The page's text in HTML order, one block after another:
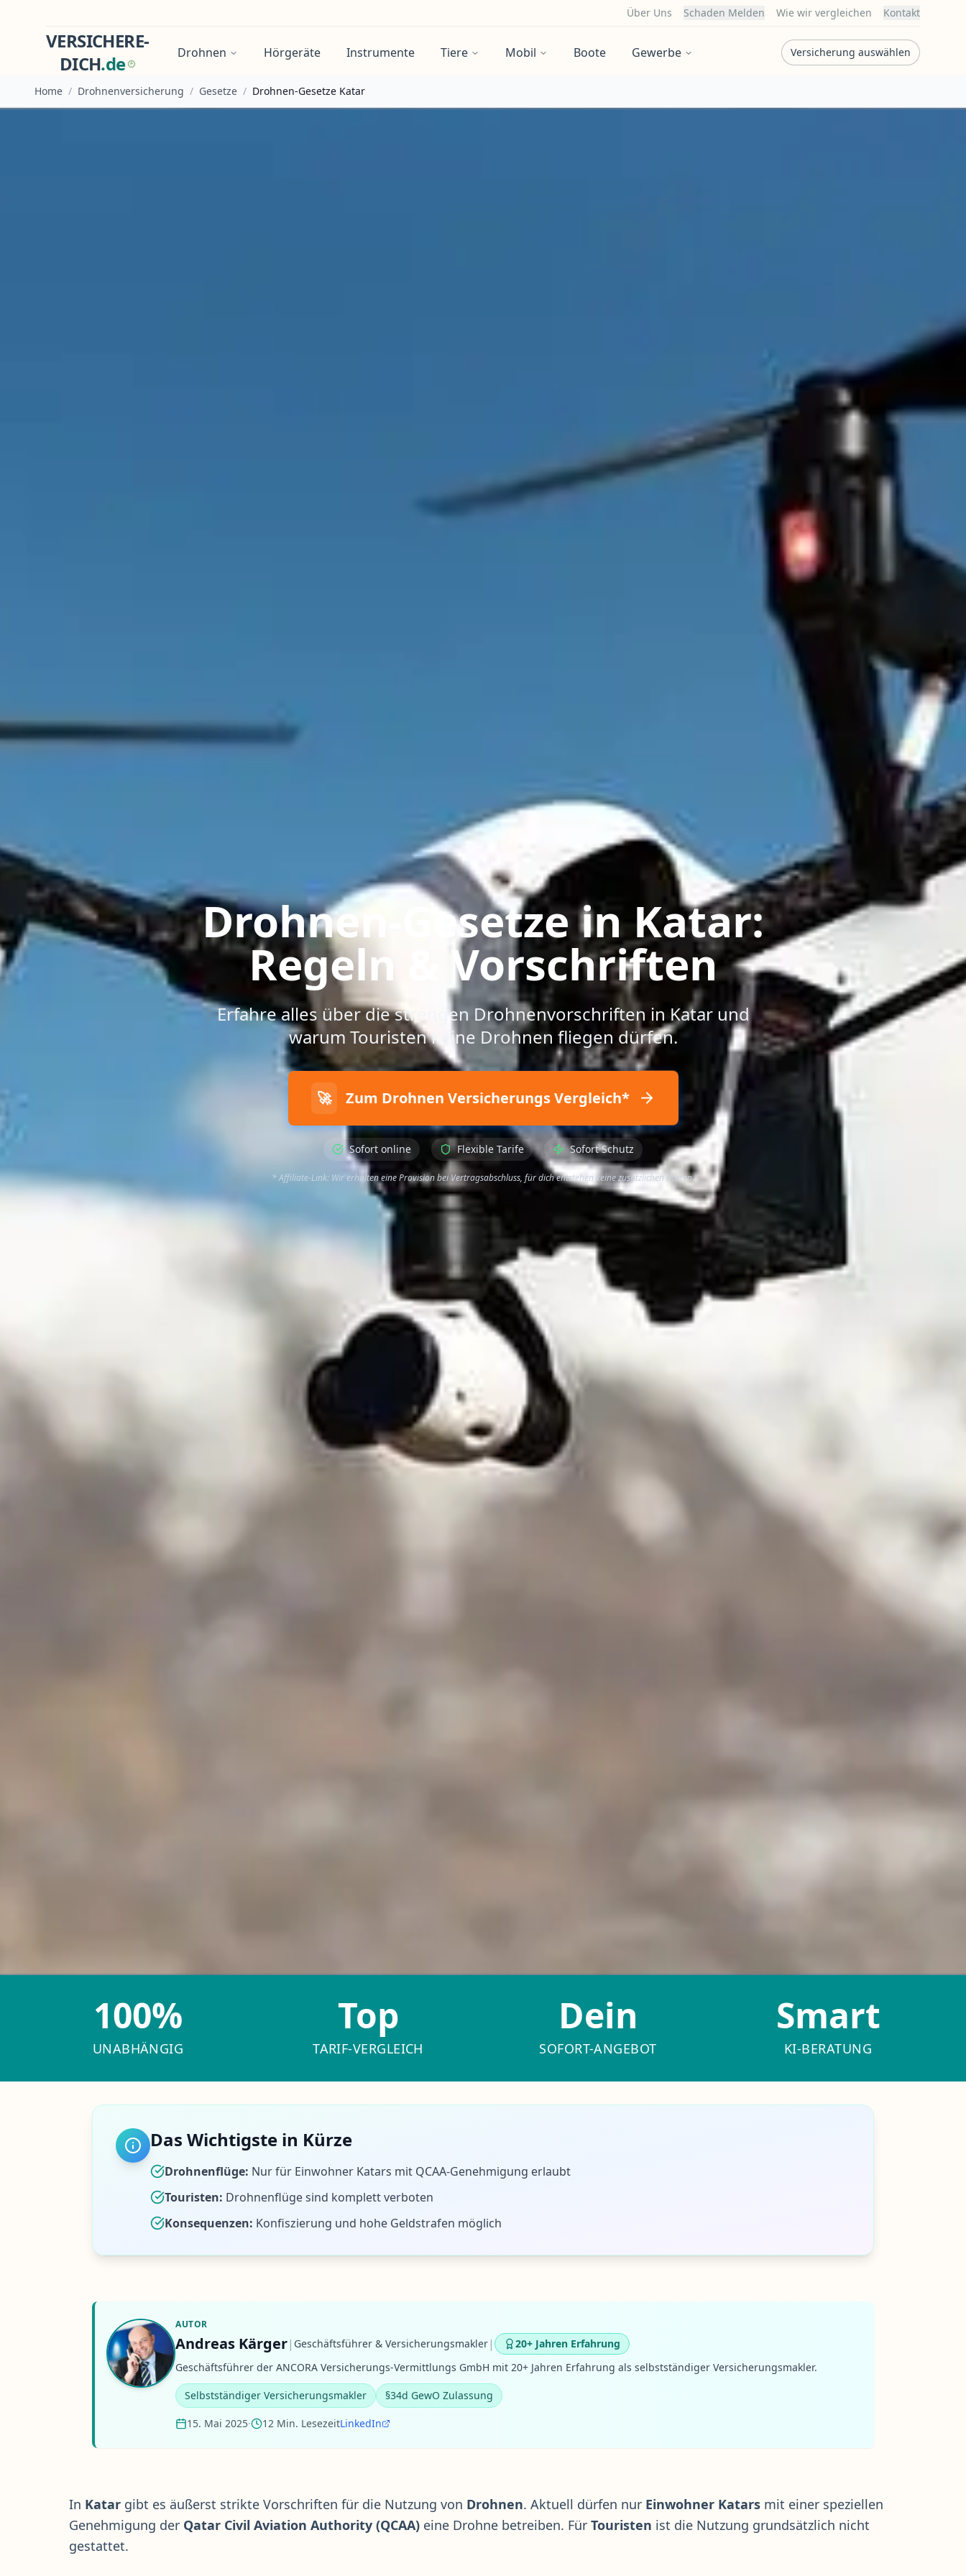
Über Uns Schaden Melden Wie wir vergleichen Kontakt
VERSICHERE-
DICH.de Drohnen Hörgeräte Instrumente Tiere Mobil Boote Gewerbe Versicherung auswählen
Home / Drohnenversicherung / Gesetze / Drohnen-Gesetze Katar
Drohnen-Gesetze in Katar:
Regeln & Vorschriften
Erfahre alles über die strengen Drohnenvorschriften in Katar und
warum Touristen keine Drohnen fliegen dürfen.
🚀 Zum Drohnen Versicherungs Vergleich*
Sofort online Flexible Tarife Sofort Schutz
* Affiliate-Link: Wir erhalten eine Provision bei Vertragsabschluss, für dich entstehen keine zusätzlichen Kosten.
100%
UNABHÄNGIG
Top
TARIF-VERGLEICH
Dein
SOFORT-ANGEBOT
Smart
KI-BERATUNG
Das Wichtigste in Kürze
Drohnenflüge: Nur für Einwohner Katars mit QCAA-Genehmigung erlaubt
Touristen: Drohnenflüge sind komplett verboten
Konsequenzen: Konfiszierung und hohe Geldstrafen möglich
AUTOR
Andreas Kärger| Geschäftsführer & Versicherungsmakler |
20+ Jahren Erfahrung
Geschäftsführer der ANCORA Versicherungs-Vermittlungs GmbH mit 20+ Jahren Erfahrung als selbstständiger Versicherungsmakler.
Selbstständiger Versicherungsmakler §34d GewO Zulassung
15. Mai 2025· 12 Min. LesezeitLinkedIn
In Katar gibt es äußerst strikte Vorschriften für die Nutzung von Drohnen. Aktuell dürfen nur Einwohner Katars mit einer speziellen
Genehmigung der Qatar Civil Aviation Authority (QCAA) eine Drohne betreiben. Für Touristen ist die Nutzung grundsätzlich nicht
gestattet.